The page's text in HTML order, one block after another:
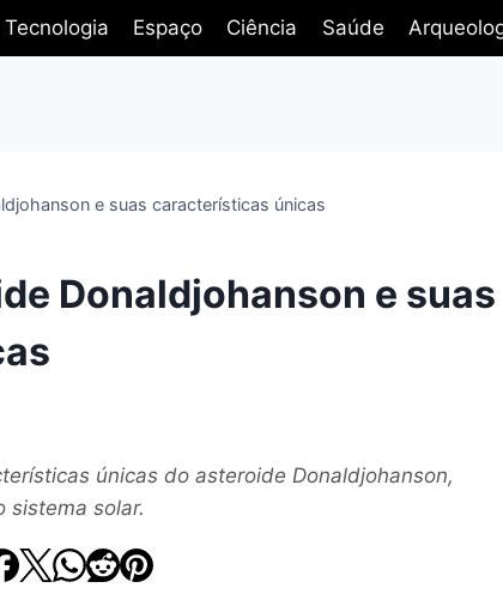
Tecnologia Espaço Ciência Saúde
e suas características únicas
Donaldjohanson e suas
únicas do asteroide Donaldjohanson,
sistema solar.